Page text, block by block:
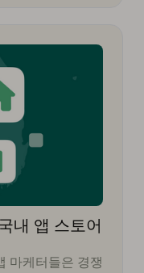
내 앱 스토어
마케터들은 경쟁